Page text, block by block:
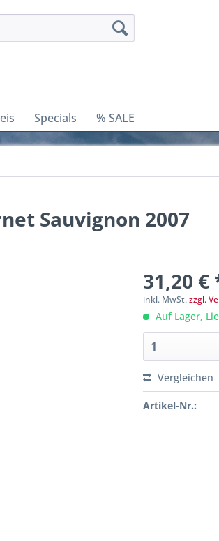
Specials % SALE
Sauvignon 2007
31,20 €
inkl. MwSt.zzgl.
Auf Lager,
Vergleichen
Artikel-Nr.: